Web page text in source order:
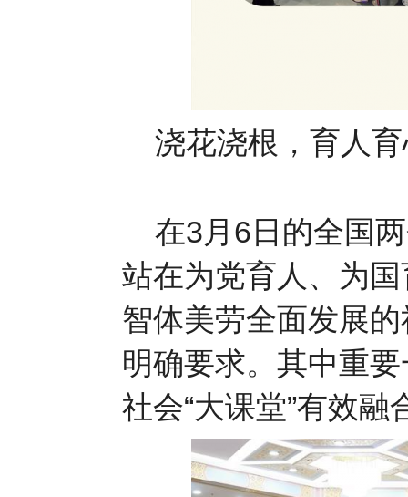
浇花浇根，育人育
在3月6日的全国
站在为党育人、为
智体美劳全面发展
明确要求。其中重
社会“大课堂”有效融